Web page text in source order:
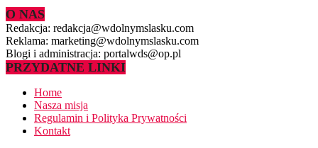
O NAS
Redakcja: redakcja@wdolnymslasku.com
Reklama: marketing@wdolnymslasku.com
Blogi i administracja: portalwds@op.pl
PRZYDATNE LINKI
Home
Nasza misja
Regulamin i Polityka Prywatności
Kontakt